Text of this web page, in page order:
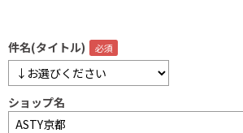
件名(タイトル)
ショップ名